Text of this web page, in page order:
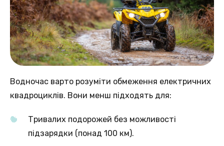
Водночас варто розуміти обмеження електричних
квадроциклів. Вони менш підходять для:
Тривалих подорожей без можливості
підзарядки (понад 100 км).